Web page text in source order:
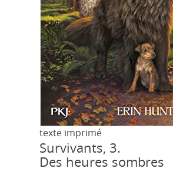
texte imprimé
Survivants, 3.
Des heures sombres